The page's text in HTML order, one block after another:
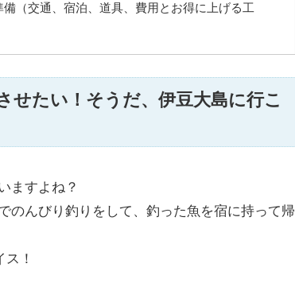
（交通、宿泊、道具、費用とお得に上げる工
せたい！そうだ、伊豆大島に行こ
ますよね？
のんびり釣りをして、釣った魚を宿に持って帰
！